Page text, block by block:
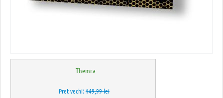
Themra
Pret vechi:149,99lei